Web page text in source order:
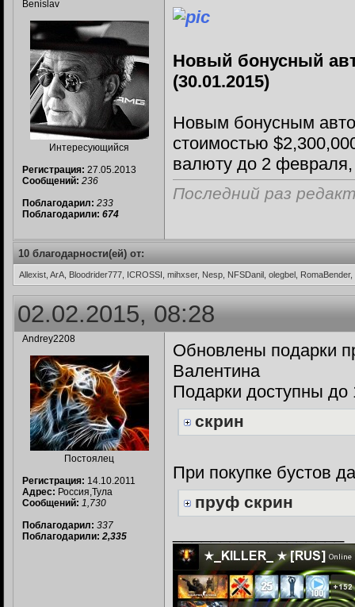
Benislav
Интересующийся
Регистрация: 27.05.2013
Сообщений: 236
Поблагодарил: 233
Поблагодарили: 674
Новый бонусный
(30.01.2015)
Новым бонусным
стоимостью
валюту до 2
Последний раз
10 благодарности(ей) от:
Allexist, ArA, Bloodrider777, ICROSSI, mihxser, Nesp, NFSDanil, olegbel,
02.02.2015, 08:28
Andrey2208
Постоялец
Регистрация: 14.10.2011
Адрес: Россия,Тула
Сообщений: 1,730
Поблагодарил: 337
Поблагодарили: 2,335
Обновлены подарки
Валентина
Подарки доступны
скрин
При покупке бустов
пруф скрин